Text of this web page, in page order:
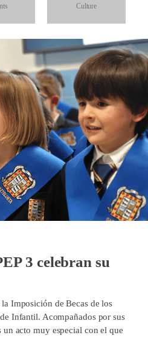
Culture
3 celebran su
Imposición de Becas de los
Infantil. Acompañados por sus
acto muy especial con el que